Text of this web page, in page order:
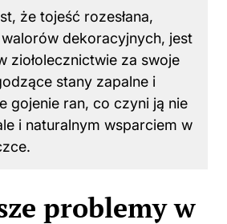
że tojeść rozesłana,
dekoracyjnych, jest
ziołolecznictwie za swoje
stany zapalne i
gojenie ran, co czyni ją nie
i naturalnym wsparciem w
problemy w